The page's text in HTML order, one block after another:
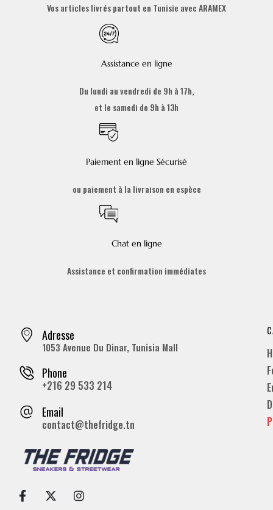
Vos articles livrés partout en Tunisie avec ARAMEX
Assistance en ligne
Du lundi au vendredi de 9h à 17h,
et le samedi de 9h à 13h
Paiement en ligne Sécurisé
ou paiement à la livraison en espèce
Chat en ligne
Assistance et confirmation immédiates
Adresse
1053 Avenue Du Dinar, Tunisia Mall
Phone
+216 29 533 214
Email
contact@thefridge.tn